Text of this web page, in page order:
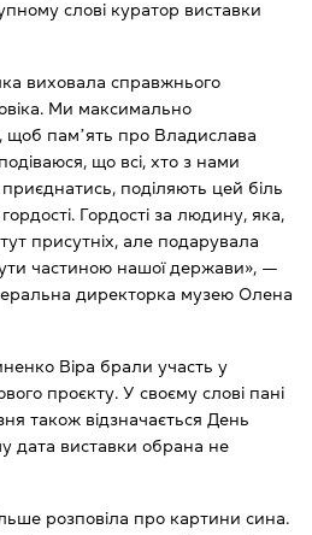
слові куратор виставки
виховала справжнього
Ми максимально
щоб памʼять про Владислава
що всі, хто з нами
приєднатись, поділяють цей біль
Гордості за людину, яка,
присутніх, але подарувала
частиною нашої держави», —
директорка музею Олена
Віра брали участь у
проєкту. У своєму слові пані
також відзначається День
дата виставки обрана не
розповіла про картини сина.